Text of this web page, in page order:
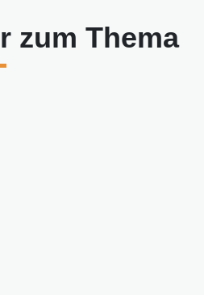
zum Thema